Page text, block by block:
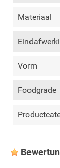
Materiaal
Vorm
Foodgrade